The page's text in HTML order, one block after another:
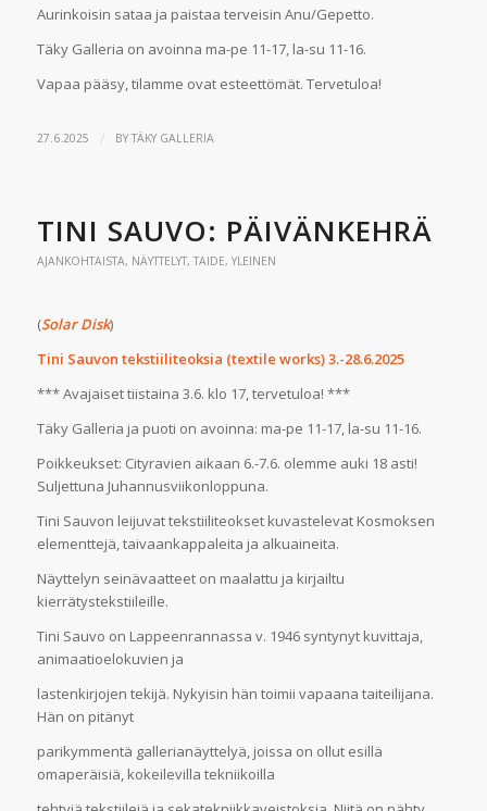
Aurinkoisin sataa ja paistaa terveisin Anu/Gepetto.
Täky Galleria on avoinna ma-pe 11-17, la-su 11-16.
Vapaa pääsy, tilamme ovat esteettömät. Tervetuloa!
27.6.2025 / BYTÄKY GALLERIA
TINI SAUVO: PÄIVÄNKEHRÄ
AJANKOHTAISTA, NÄYTTELYT, TAIDE, YLEINEN
(Solar Disk)
Tini Sauvon tekstiiliteoksia (textile works) 3.-28.6.2025
*** Avajaiset tiistaina 3.6. klo 17, tervetuloa! ***
Täky Galleria ja puoti on avoinna: ma-pe 11-17, la-su 11-16.
Poikkeukset: Cityravien aikaan 6.-7.6. olemme auki 18 asti!
Suljettuna Juhannusviikonloppuna.
Tini Sauvon leijuvat tekstiiliteokset kuvastelevat Kosmoksen
elementtejä, taivaankappaleita ja alkuaineita.
Näyttelyn seinävaatteet on maalattu ja kirjailtu
kierrätystekstiileille.
Tini Sauvo on Lappeenrannassa v. 1946 syntynyt kuvittaja,
animaatioelokuvien ja
lastenkirjojen tekijä. Nykyisin hän toimii vapaana taiteilijana.
Hän on pitänyt
parikymmentä gallerianäyttelyä, joissa on ollut esillä
omaperäisiä, kokeilevilla tekniikoilla